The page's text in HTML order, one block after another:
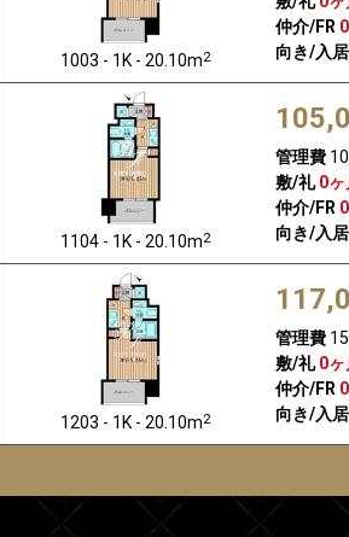
1003 - 1K - 20.10m2
仲介/FR
向き/入居
1104 - 1K - 20.10m2
管理費
敷/礼 0ヶ
仲介/FR
向き/入居
1203 - 1K - 20.10m2
管理費
敷/礼 0ヶ
仲介/FR
向き/入居